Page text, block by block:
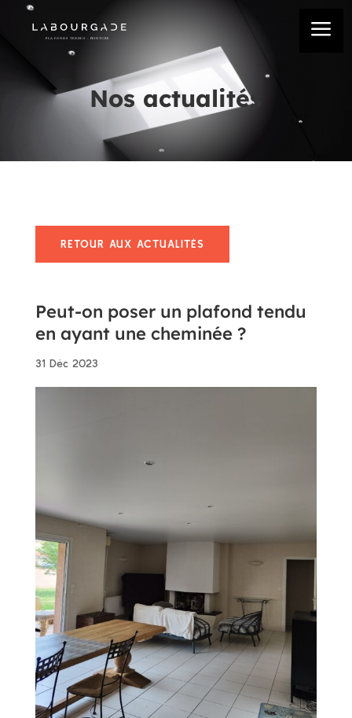
a
Nos actualités
RETOUR AUX ACTUALITÉS
Peut-on poser un plafond tendu
en ayant une cheminée ?
31 Déc 2023